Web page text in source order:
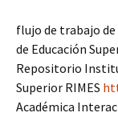
flujo de trabajo
de Educación
Repositorio
Superior RIMES
Académica